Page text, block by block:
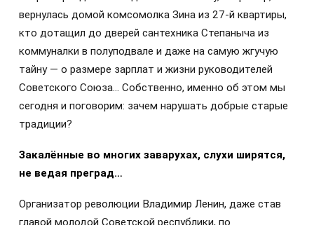
вернулась домой комсомолка Зина из 27-й квартиры,
кто дотащил до дверей сантехника Степаныча из
коммуналки в полуподвале и даже на самую жгучую
тайну — о размере зарплат и жизни руководителей
Советского Союза… Собственно, именно об этом мы
сегодня и поговорим: зачем нарушать добрые старые
традиции?
Закалённые во многих заварухах, слухи ширятся,
не ведая преград…
Организатор революции Владимир Ленин, даже став
главой молодой Советской республики, по